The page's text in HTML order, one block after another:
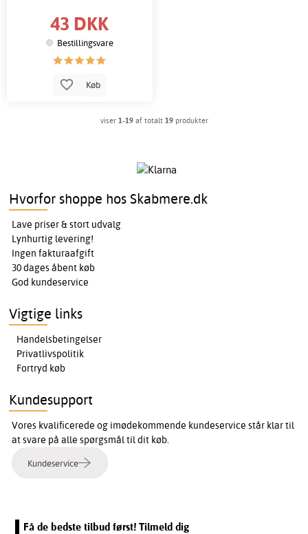
43 DKK
Bestillingsvare
Køb
viser 1-19af totalt 19produkter
Hvorfor shoppe hos Skabmere.dk
Lave priser & stort udvalg
Lynhurtig levering!
Ingen fakturaafgift
30 dages åbent køb
God kundeservice
Vigtige links
Handelsbetingelser
Privatlivspolitik
Fortryd køb
Kundesupport
Vores kvalificerede og imødekommende kundeservice står klar til
at svare på alle spørgsmål til dit køb.
Kundeservice
Få de bedste tilbud først! Tilmeld dig